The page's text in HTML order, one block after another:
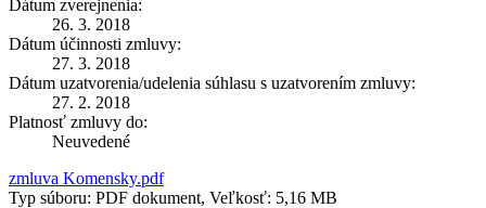
Dátum zverejnenia:
26. 3. 2018
Dátum účinnosti zmluvy:
27. 3. 2018
Dátum uzatvorenia/udelenia súhlasu s uzatvorením zmluvy:
27. 2. 2018
Platnosť zmluvy do:
Neuvedené
zmluva Komensky.pdf
Typ súboru: PDF dokument, Veľkosť: 5,16 MB